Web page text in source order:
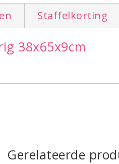
Staffelkorting
38x65x9cm
Gerelateerde